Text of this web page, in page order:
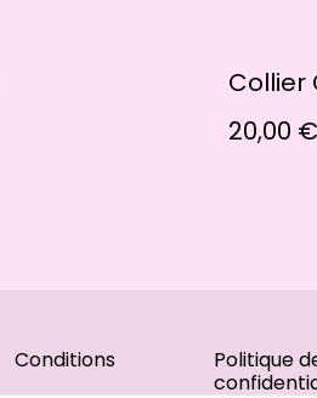
Collier
20,00 €
Conditions
Politique